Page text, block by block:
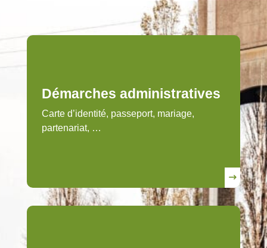
Démarches administratives
Carte d’identité, passeport, mariage,
partenariat, …